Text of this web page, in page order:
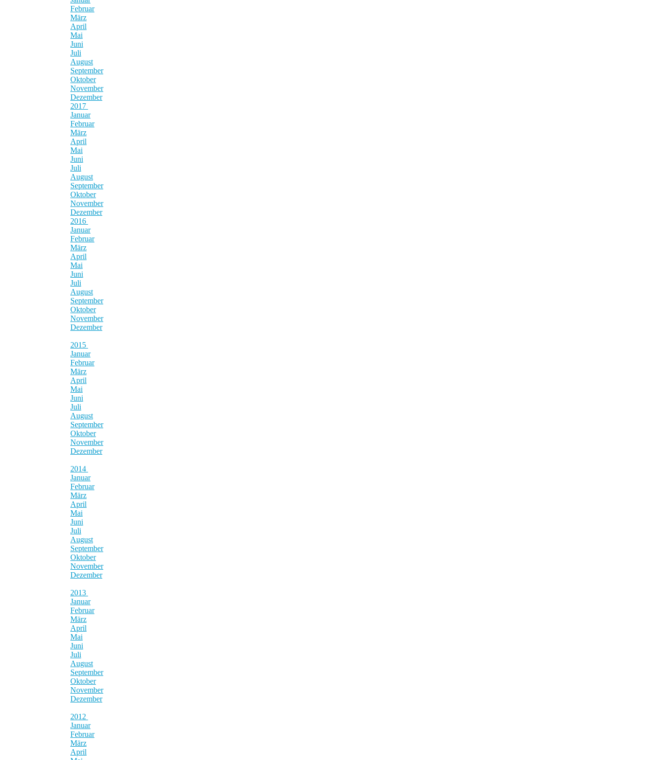
Februar
März
April
Mai
Juni
Juli
August
September
Oktober
November
Dezember
2017
Januar
Februar
März
April
Mai
Juni
Juli
August
September
Oktober
November
Dezember
2016
Januar
Februar
März
April
Mai
Juni
Juli
August
September
Oktober
November
Dezember
2015
Januar
Februar
März
April
Mai
Juni
Juli
August
September
Oktober
November
Dezember
2014
Januar
Februar
März
April
Mai
Juni
Juli
August
September
Oktober
November
Dezember
2013
Januar
Februar
März
April
Mai
Juni
Juli
August
September
Oktober
November
Dezember
2012
Januar
Februar
März
April